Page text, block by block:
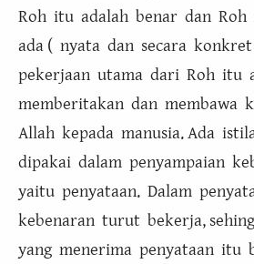
Roh itu adalah benar dan
ada ( nyata dan secara konkret
pekerjaan utama dari Roh itu
memberitakan dan membawa
Allah kepada manusia. Ada
dipakai dalam penyampaian
yaitu penyataan. Dalam
kebenaran turut bekerja,
yang menerima penyataan itu